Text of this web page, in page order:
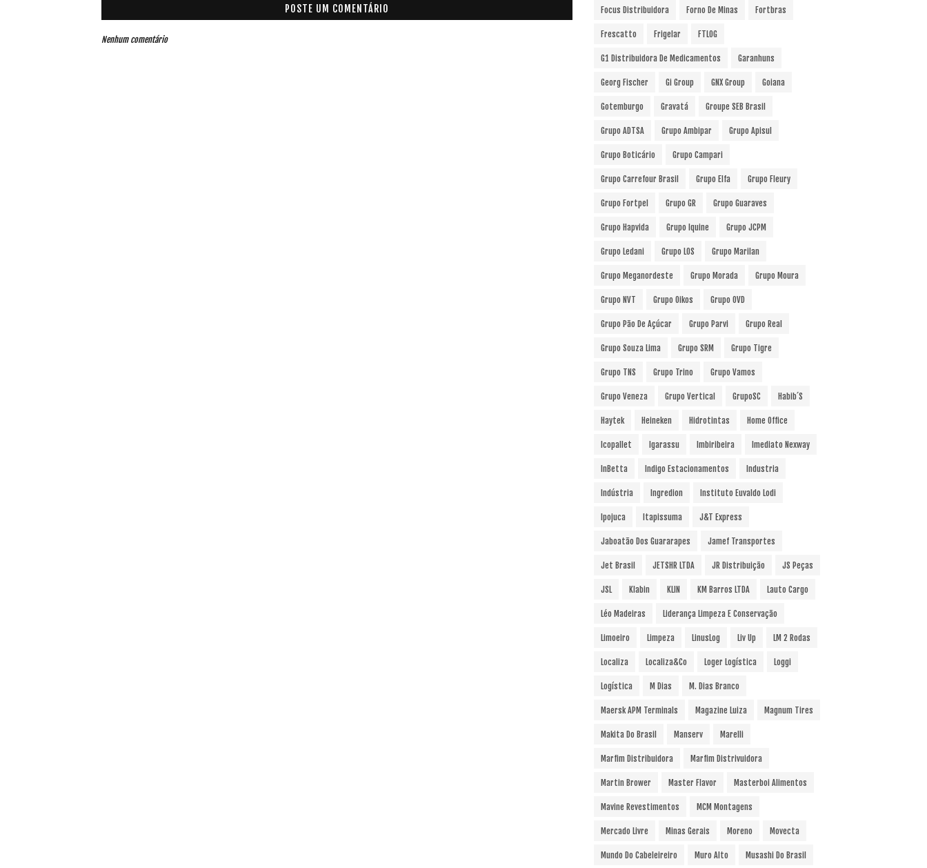
POSTE UM COMENTÁRIO
Nenhum comentário
Focus Distribuidora Forno De Minas Fortbras
Frescatto Frigelar FTLOG
G1 Distribuidora De Medicamentos Garanhuns
Georg Fischer Gi Group GNX Group Goiana
Gotemburgo Gravatá Groupe SEB Brasil
Grupo ADTSA Grupo Ambipar Grupo Apisul
Grupo Boticário Grupo Campari
Grupo Carrefour Brasil Grupo Elfa Grupo Fleury
Grupo Fortpel Grupo GR Grupo Guaraves
Grupo Hapvida Grupo Iquine Grupo JCPM
Grupo Ledani Grupo LOS Grupo Marilan
Grupo Meganordeste Grupo Morada Grupo Moura
Grupo NVT Grupo Oikos Grupo OVD
Grupo Pão De Açúcar Grupo Parvi Grupo Real
Grupo Souza Lima Grupo SRM Grupo Tigre
Grupo TNS Grupo Trino Grupo Vamos
Grupo Veneza Grupo Vertical GrupoSC Habib´s
Haytek Heineken Hidrotintas Home Office
Icopallet Igarassu Imbiribeira Imediato Nexway
InBetta Indigo Estacionamentos Industria
Indústria Ingredion Instituto Euvaldo Lodi
Ipojuca Itapissuma J&T Express
Jaboatão Dos Guararapes Jamef Transportes
Jet Brasil JETSHR LTDA JR Distribuição JS Peças
JSL Klabin KLIN KM Barros LTDA Lauto Cargo
Léo Madeiras Liderança Limpeza E Conservação
Limoeiro Limpeza LinusLog Liv Up LM 2 Rodas
Localiza Localiza&Co Loger Logística Loggi
Logística M Dias M. Dias Branco
Maersk APM Terminals Magazine Luiza Magnum Tires
Makita Do Brasil Manserv Marelli
Marfim Distribuidora Marfim Distrivuidora
Martin Brower Master Flavor Masterboi Alimentos
Mavine Revestimentos MCM Montagens
Mercado Livre Minas Gerais Moreno Movecta
Mundo Do Cabeleireiro Muro Alto Musashi Do Brasil